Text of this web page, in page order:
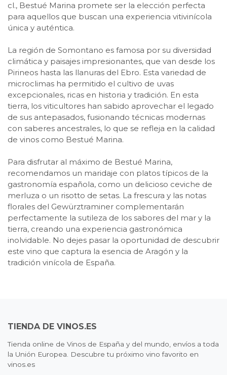
cl., Bestué Marina promete ser la elección perfecta
para aquellos que buscan una experiencia vitivinícola
única y auténtica.
La región de Somontano es famosa por su diversidad
climática y paisajes impresionantes, que van desde los
Pirineos hasta las llanuras del Ebro. Esta variedad de
microclimas ha permitido el cultivo de uvas
excepcionales, ricas en historia y tradición. En esta
tierra, los viticultores han sabido aprovechar el legado
de sus antepasados, fusionando técnicas modernas
con saberes ancestrales, lo que se refleja en la calidad
de vinos como Bestué Marina.
Para disfrutar al máximo de Bestué Marina,
recomendamos un maridaje con platos típicos de la
gastronomía española, como un delicioso ceviche de
merluza o un risotto de setas. La frescura y las notas
florales del Gewürztraminer complementarán
perfectamente la sutileza de los sabores del mar y la
tierra, creando una experiencia gastronómica
inolvidable. No dejes pasar la oportunidad de descubrir
este vino que captura la esencia de Aragón y la
tradición vinícola de España.
TIENDA DE VINOS.ES
Tienda online de Vinos de España y del mundo, envíos a toda
la Unión Europea. Descubre tu próximo vino favorito en
vinos.es